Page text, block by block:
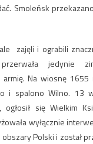
Smoleńsk
zajęli i ograbili
jedynie
armię. Na wiosnę
i spalono Wilno. 13
się Wielkim
wyłącznie
obszary Polski i został